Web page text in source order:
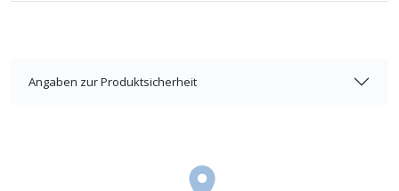
Angaben zur Produktsicherheit